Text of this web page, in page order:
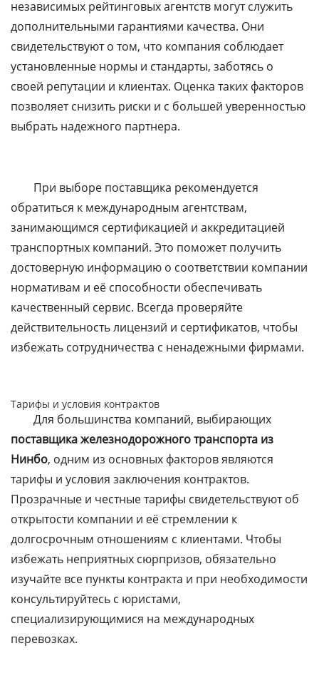
независимых рейтинговых агентств могут служить
дополнительными гарантиями качества. Они
свидетельствуют о том, что компания соблюдает
установленные нормы и стандарты, заботясь о
своей репутации и клиентах. Оценка таких факторов
позволяет снизить риски и с большей уверенностью
выбрать надежного партнера.
При выборе поставщика рекомендуется
обратиться к международным агентствам,
занимающимся сертификацией и аккредитацией
транспортных компаний. Это поможет получить
достоверную информацию о соответствии компании
нормативам и её способности обеспечивать
качественный сервис. Всегда проверяйте
действительность лицензий и сертификатов, чтобы
избежать сотрудничества с ненадежными фирмами.
Тарифы и условия контрактов
Для большинства компаний, выбирающих
поставщика железнодорожного транспорта из
Нинбо, одним из основных факторов являются
тарифы и условия заключения контрактов.
Прозрачные и честные тарифы свидетельствуют об
открытости компании и её стремлении к
долгосрочным отношениям с клиентами. Чтобы
избежать неприятных сюрпризов, обязательно
изучайте все пункты контракта и при необходимости
консультируйтесь с юристами,
специализирующимися на международных
перевозках.